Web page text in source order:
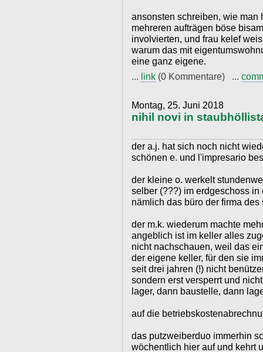
ansonsten schreiben, wie man
mehreren aufträgen böse
involvierten, und frau kelef
warum das mit
eine ganz eigene.
... link (0 Kommentare) ...
Montag, 25. Juni 2018
nihil novi in
der a.j. hat sich noch nicht
schönen e. und l'impresario
der kleine o. werkelt
selber (???) im erdgeschoss
nämlich das büro der firma
der m.k. wiederum machte
angeblich ist im keller alles
nicht nachschauen, weil das
der eigene keller, für den sie
seit drei jahren (!) nicht
sondern erst versperrt und
lager, dann baustelle, dann
auf die
das putzweiberduo immerhin
wöchentlich hier auf und kehrt